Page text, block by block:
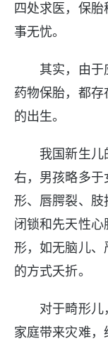
四处求医，保
事无忧。
其实，由于应
药物保胎，都
的出生。
我国新生儿的
右，男孩略多
形、唇腭裂、肢
闭锁和先天性
形，如无脑儿、
的方式夭折。
对于畸形儿，
家庭带来灾难